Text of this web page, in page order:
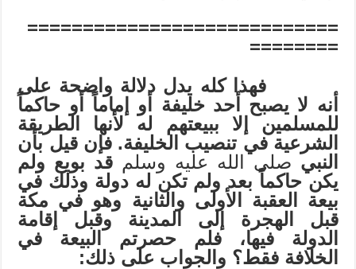
============================
========
فهذا كله يدل دلالة واضحة على
أنه لا يصبح أحد خليفة أو إماماً أو حاكماً
للمسلمين إلا ببيعتهم له لأنها الطريقة
الشرعية في تنصيب الخليفة. فإن قيل بأن
النبي صلى الله عليه وسلم قد بويع ولم
يكن حاكماً بعد ولم تكن له دولة وذلك في
بيعة العقبة الأولى والثانية وهو في مكة
قبل الهجرة إلى المدينة وقبل إقامة
الدولة فيها، فلم حصرتم البيعة في
الخلافة فقط؟ والجواب على ذلك: